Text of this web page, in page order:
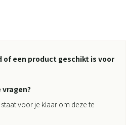
of een product geschikt is voor
voor je klaar om deze te